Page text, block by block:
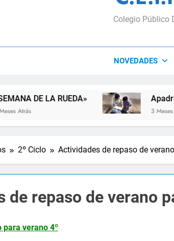
Colegio Público
NOVEDADES
DE LA RUEDA»
3 Meses Atrás
2º Ciclo Actividades de repaso de
de repaso de verano
para verano 4º